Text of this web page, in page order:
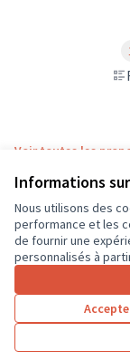
Informations
Nous utilisons des
performance et les
de fournir une
personnalisés à
Voir toutes les
Conditions
Paramètres des
CD37 sur X
(Lien externe)
CD37 surCD37 sur
Site réalisé grâce au